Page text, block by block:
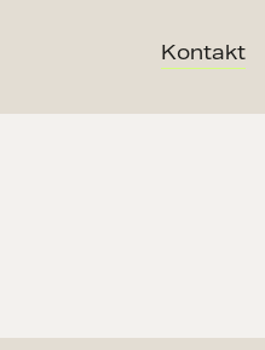
Kontakt